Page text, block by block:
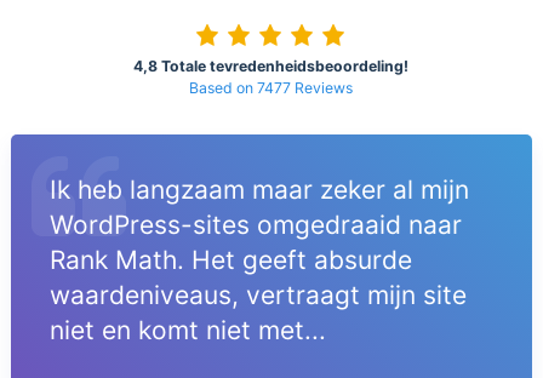
4,8 Totale tevredenheidsbeoordeling!
Based on 7477 Reviews
Ik heb langzaam maar zeker al mijn
WordPress-sites omgedraaid naar
Rank Math. Het geeft absurde
waardeniveaus, vertraagt mijn site
niet en komt niet met...